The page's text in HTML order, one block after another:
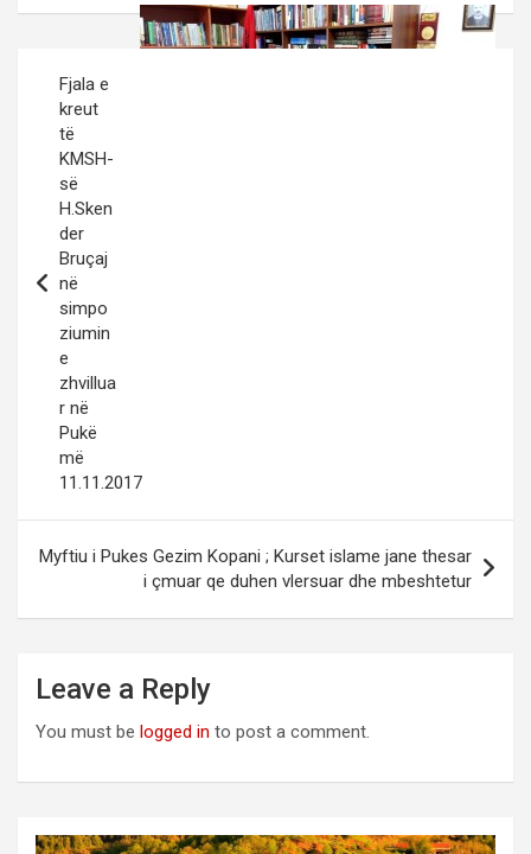
navigation
Fjala e
kreut
të
KMSH-
së
H.Sken
der
Bruçaj
në
simpo
ziumin
e
zhvillua
r në
Pukë
më
11.11.2017
Myftiu i Pukes Gezim Kopani ; Kurset islame jane thesar
i çmuar qe duhen vlersuar dhe mbeshtetur
Leave a Reply
You must be logged in to post a comment.